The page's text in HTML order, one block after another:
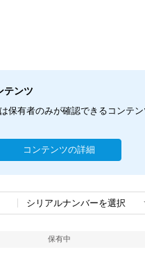
テンツ
保有者のみが確認できるコンテン
コンテンツの詳細
シリアルナンバーを選択
保有中